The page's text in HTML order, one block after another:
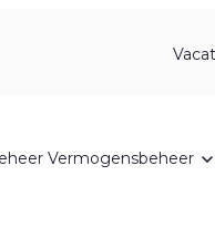
Vermogensbeheer